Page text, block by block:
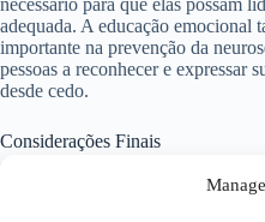
necessário para que elas possam
adequada. A educação emocional
importante na prevenção da
pessoas a reconhecer e expressar
desde cedo.
Considerações Finais
A neurose de repressão é um